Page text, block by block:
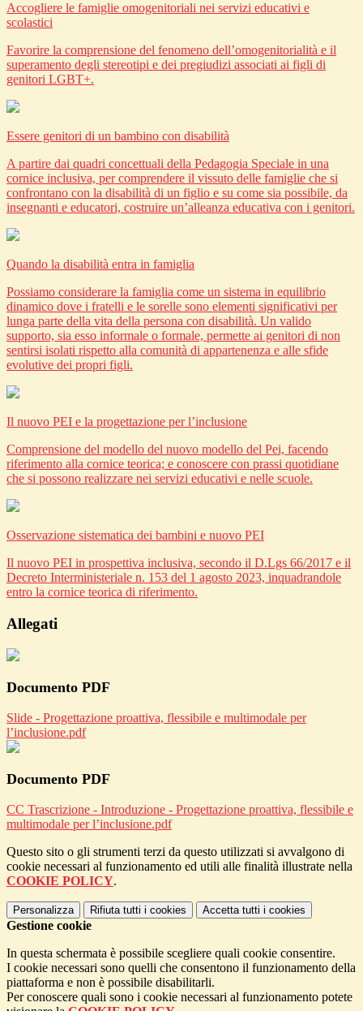
Accogliere le famiglie omogenitoriali nei servizi educativi e
scolastici
Favorire la comprensione del fenomeno dell’omogenitorialità e il
superamento degli stereotipi e dei pregiudizi associati ai figli di
genitori LGBT+.
Essere genitori di un bambino con disabilità
A partire dai quadri concettuali della Pedagogia Speciale in una
cornice inclusiva, per comprendere il vissuto delle famiglie che si
confrontano con la disabilità di un figlio e su come sia possibile, da
insegnanti e educatori, costruire un’alleanza educativa con i genitori.
Quando la disabilità entra in famiglia
Possiamo considerare la famiglia come un sistema in equilibrio
dinamico dove i fratelli e le sorelle sono elementi significativi per
lunga parte della vita della persona con disabilità. Un valido
supporto, sia esso informale o formale, permette ai genitori di non
sentirsi isolati rispetto alla comunità di appartenenza e alle sfide
evolutive dei propri figli.
Il nuovo PEI e la progettazione per l’inclusione
Comprensione del modello del nuovo modello del Pei, facendo
riferimento alla cornice teorica; e conoscere con prassi quotidiane
che si possono realizzare nei servizi educativi e nelle scuole.
Osservazione sistematica dei bambini e nuovo PEI
Il nuovo PEI in prospettiva inclusiva, secondo il D.Lgs 66/2017 e il
Decreto Interministeriale n. 153 del 1 agosto 2023, inquadrandole
entro la cornice teorica di riferimento.
Allegati
Documento PDF
Slide - Progettazione proattiva, flessibile e multimodale per
l’inclusione.pdf
Documento PDF
CC Trascrizione - Introduzione - Progettazione proattiva, flessibile e
multimodale per l’inclusione.pdf
Questo sito o gli strumenti terzi da questo utilizzati si avvalgono di
cookie necessari al funzionamento ed utili alle finalità illustrate nella
COOKIE POLICY.
Personalizza Rifiuta tutti i cookies Accetta tutti i cookies
Gestione cookie
In questa schermata è possibile scegliere quali cookie consentire.
I cookie necessari sono quelli che consentono il funzionamento della
piattaforma e non è possibile disabilitarli.
Per conoscere quali sono i cookie necessari al funzionamento potete